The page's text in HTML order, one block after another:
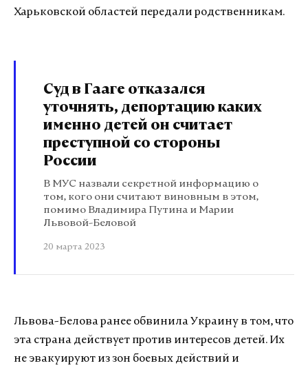
Харьковской областей передали родственникам.
Суд в Гааге отказался
уточнять, депортацию каких
именно детей он считает
преступной со стороны
России
В МУС назвали секретной информацию о
том, кого они считают виновным в этом,
помимо Владимира Путина и Марии
Львовой-Беловой
20 марта 2023
Львова-Белова ранее обвинила Украину в том, что
эта страна действует против интересов детей. Их
не эвакуируют из зон боевых действий и